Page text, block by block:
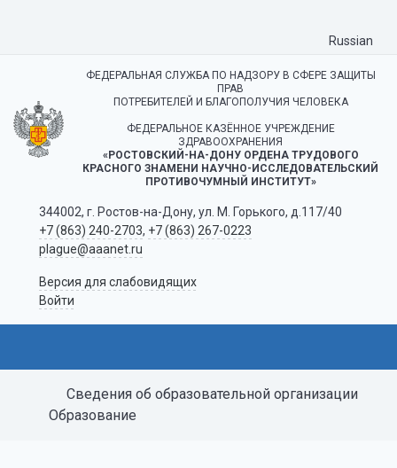
Russian
ФЕДЕРАЛЬНАЯ СЛУЖБА ПО НАДЗОРУ В СФЕРЕ ЗАЩИТЫ
ПРАВ
ПОТРЕБИТЕЛЕЙ И БЛАГОПОЛУЧИЯ ЧЕЛОВЕКА
ФЕДЕРАЛЬНОЕ КАЗЁННОЕ УЧРЕЖДЕНИЕ
ЗДРАВООХРАНЕНИЯ
«РОСТОВСКИЙ-НА-ДОНУ ОРДЕНА ТРУДОВОГО
КРАСНОГО ЗНАМЕНИ НАУЧНО-ИССЛЕДОВАТЕЛЬСКИЙ
ПРОТИВОЧУМНЫЙ ИНСТИТУТ»
344002, г. Ростов-на-Дону, ул. М. Горького, д.117/40
+7 (863) 240-2703, +7 (863) 267-0223
plague@aaanet.ru
Версия для слабовидящих
Войти
Сведения об образовательной организации
Образование